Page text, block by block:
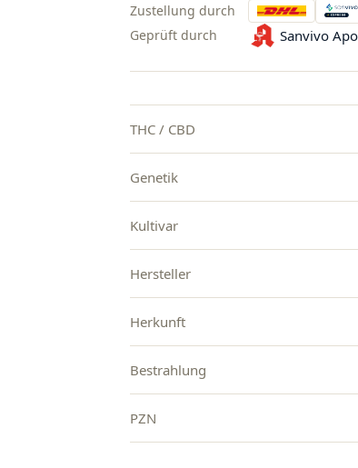
Zustellung durch
Geprüft durch
Sanvivo
THC / CBD
Genetik
Kultivar
Hersteller
Herkunft
Bestrahlung
PZN